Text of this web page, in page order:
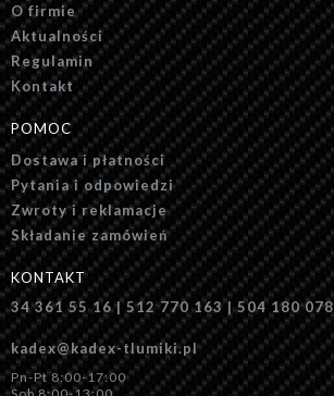
O firmie
Aktualności
Regulamin
Kontakt
POMOC
Dostawa i płatności
Pytania i odpowiedzi
Zwroty i reklamacje
Składanie zamówień
KONTAKT
34 361 55 16 | 512 770 163 | 504 180 078
kadex@kadex-tlumiki.pl
Pn-Pt 8:00-17:00